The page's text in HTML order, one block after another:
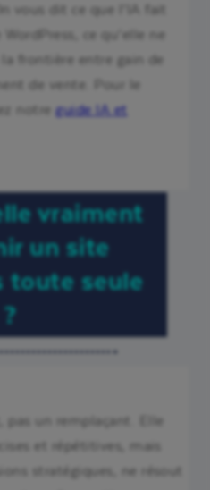
vous dit ce que l’IA fait
ce qu’elle ne
frontière entre gain de
de vente. Pour le
notreguide IA et
vraiment
un site
toute seule
?
pas un remplaçant. Elle
et répétitives, mais
stratégiques, ne résout